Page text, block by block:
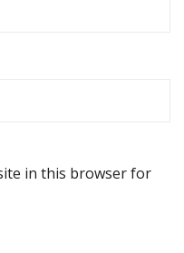
in this browser for